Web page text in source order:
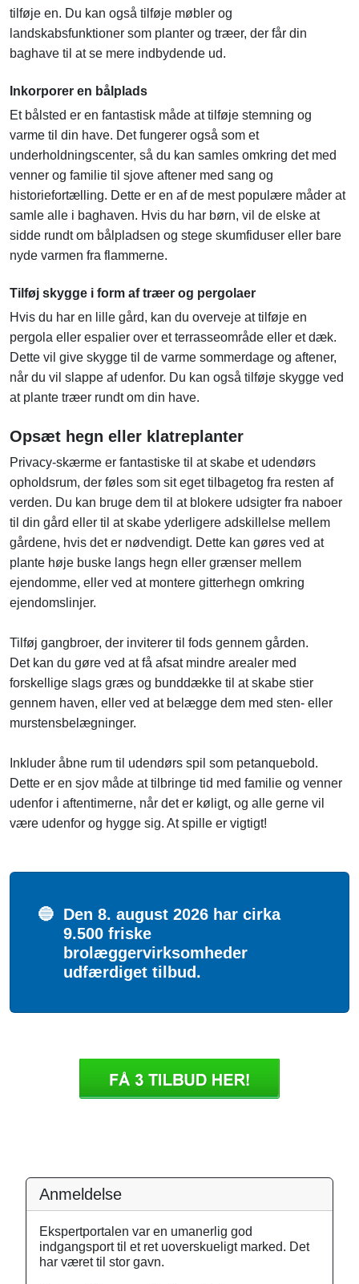
tilføje en. Du kan også tilføje møbler og
landskabsfunktioner som planter og træer, der får din
baghave til at se mere indbydende ud.
Inkorporer en bålplads
Et bålsted er en fantastisk måde at tilføje stemning og
varme til din have. Det fungerer også som et
underholdningscenter, så du kan samles omkring det med
venner og familie til sjove aftener med sang og
historiefortælling. Dette er en af ​​de mest populære måder at
samle alle i baghaven. Hvis du har børn, vil de elske at
sidde rundt om bålpladsen og stege skumfiduser eller bare
nyde varmen fra flammerne.
Tilføj skygge i form af træer og pergolaer
Hvis du har en lille gård, kan du overveje at tilføje en
pergola eller espalier over et terrasseområde eller et dæk.
Dette vil give skygge til de varme sommerdage og aftener,
når du vil slappe af udenfor. Du kan også tilføje skygge ved
at plante træer rundt om din have.
Opsæt hegn eller klatreplanter
Privacy-skærme er fantastiske til at skabe et udendørs
opholdsrum, der føles som sit eget tilbagetog fra resten af ​​
verden. Du kan bruge dem til at blokere udsigter fra naboer
til din gård eller til at skabe yderligere adskillelse mellem
gårdene, hvis det er nødvendigt. Dette kan gøres ved at
plante høje buske langs hegn eller grænser mellem
ejendomme, eller ved at montere gitterhegn omkring
ejendomslinjer.
Tilføj gangbroer, der inviterer til fods gennem gården.
Det kan du gøre ved at få afsat mindre arealer med
forskellige slags græs og bunddække til at skabe stier
gennem haven, eller ved at belægge dem med sten- eller
murstensbelægninger.
Inkluder åbne rum til udendørs spil som petanquebold.
Dette er en sjov måde at tilbringe tid med familie og venner
udenfor i aftentimerne, når det er køligt, og alle gerne vil
være udenfor og hygge sig. At spille er vigtigt!
🔵 Den 8. august 2026 har cirka
9.500 friske
brolæggervirksomheder
udfærdiget tilbud.
Anmeldelse
Ekspertportalen var en umanerlig god
indgangsport til et ret uoverskueligt marked. Det
har været til stor gavn.